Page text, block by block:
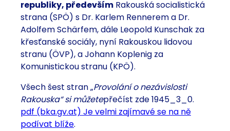
republiky, především Rakouská socialistická
strana (SPÖ) s Dr. Karlem Rennerem a Dr.
Adolfem Schärfem, dále Leopold Kunschak za
křesťanské sociály, nyní Rakouskou lidovou
stranu (ÖVP), a Johann Koplenig za
Komunistickou stranu (KPÖ).
Všech šest stran „Provolání o nezávislosti
Rakouska“ si můžetepřečíst zde 1945_3_0.
pdf (bka.gv.at) Je velmi zajímavé se na ně
podívat blíže.